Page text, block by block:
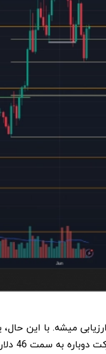
سمت 46 دلار وجود داره